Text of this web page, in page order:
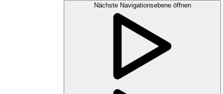
Nächste Navigationsebene öffnen